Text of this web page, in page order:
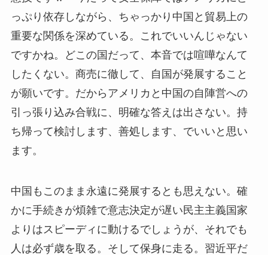
っぷり依存しながら、ちゃっかり中国と貿易上の
重要な関係を深めている。これでいいんじゃない
ですかね。どこの国だって、本音では喧嘩なんて
したくない。商売に徹して、自国が発展すること
が願いです。だからアメリカと中国の自陣営への
引っ張り込み合戦に、明確な答えは出さない。持
ち帰って検討します、善処します、でいいと思い
ます。
中国もこのまま永遠に発展するとも思えない。確
かに手続きが煩雑で意志決定が遅い民主主義国家
よりはスピーディに動けるでしょうが、それでも
人は必ず歳を取る。そして保身に走る。習近平だ